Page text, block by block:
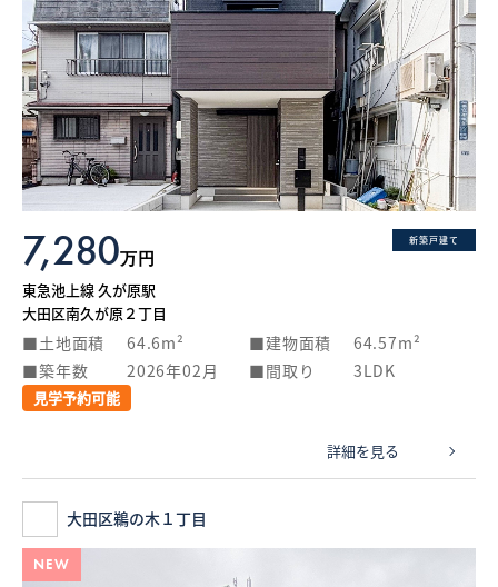
新築戸建て
7,280万円
東急池上線 久が原駅
大田区南久が原２丁目
土地面積 64.6m² 建物面積
64.57m²
築年数
2026年02月 間取り 3LDK
見学予約可能
詳細を見る
大田区鵜の木１丁目
NEW